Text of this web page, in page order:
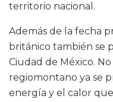
territorio nacional.
Además de la fecha
británico también se
Ciudad de México.
regiomontano ya se
energía y el calor